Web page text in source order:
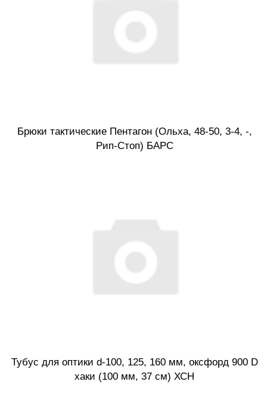
Брюки тактические Пентагон (Ольха, 48-50, 3-4, -,
Рип-Стоп) БАРС
Тубус для оптики d-100, 125, 160 мм, оксфорд 900 D
хаки (100 мм, 37 см) ХСН